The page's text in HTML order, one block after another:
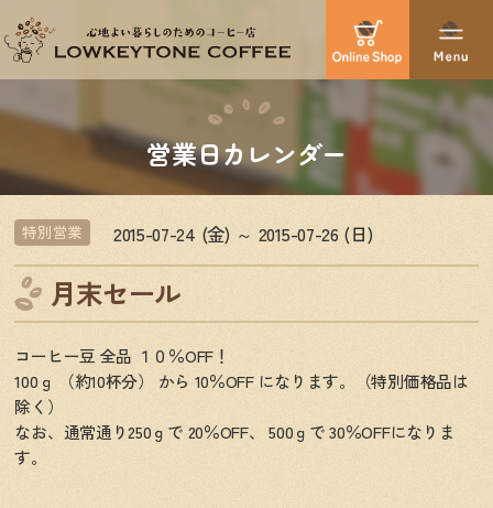
営業日カレンダー
特別営業 2015-07-24 (金) ～ 2015-07-26 (日)
月末セール
コーヒー豆 全品 １０％OFF！
100ｇ （約10杯分） から 10％OFF になります。（特別価格品は
除く）
なお、通常通り250ｇで 20％OFF、 500ｇで 30％OFFになりま
す。